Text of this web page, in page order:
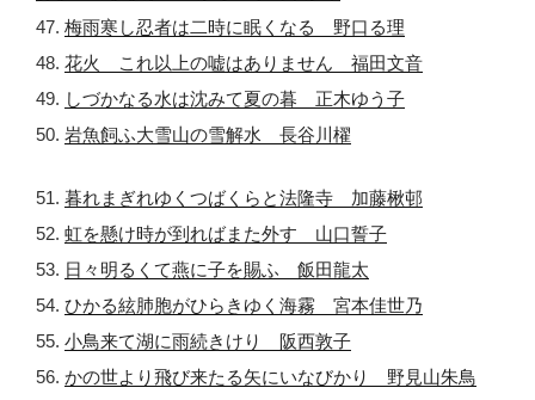
47. 梅雨寒し忍者は二時に眠くなる 野口る理
48. 花火 これ以上の嘘はありません 福田文音
49. しづかなる水は沈みて夏の暮 正木ゆう子
50. 岩魚飼ふ大雪山の雪解水 長谷川櫂
51. 暮れまぎれゆくつばくらと法隆寺 加藤楸邨
52. 虹を懸け時が到ればまた外す 山口誓子
53. 日々明るくて燕に子を賜ふ 飯田龍太
54. ひかる絃肺胞がひらきゆく海霧 宮本佳世乃
55. 小鳥来て湖に雨続きけり 阪西敦子
56. かの世より飛び来たる矢にいなびかり 野見山朱鳥